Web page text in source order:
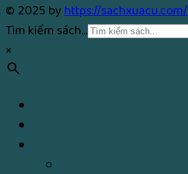
© 2025 byhttps://sachxuacu.com/
Tìm kiếm sách...
×